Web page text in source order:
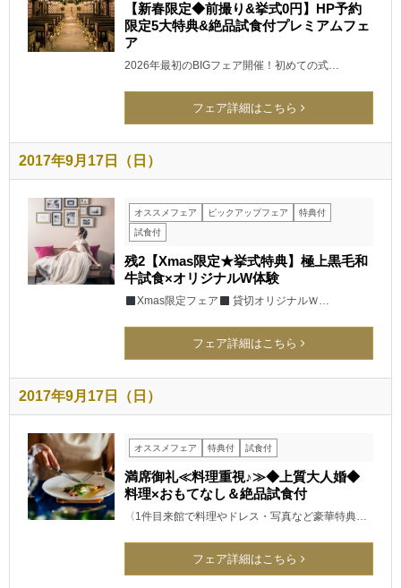
【新春限定◆前撮り&挙式0円】HP予約
限定5大特典&絶品試食付プレミアムフェ
ア
2026年最初のBIGフェア開催！初めての式…
フェア詳細はこちら
2017年9月17日（日）
オススメフェア ピックアップフェア
特典付
試食付
残2【Xmas限定★挙式特典】極上黒毛和
牛試食×オリジナルW体験
Xmas限定フェア 貸切オリジナルＷ…
フェア詳細はこちら
2017年9月17日（日）
オススメフェア 特典付 試食付
満席御礼≪料理重視♪≫◆上質大人婚◆
料理×おもてなし＆絶品試食付
〈1件目来館で料理やドレス・写真など豪華特典…
フェア詳細はこちら